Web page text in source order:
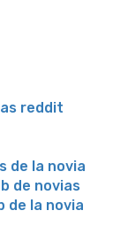
reddit
de la novia
de novias
de la novia